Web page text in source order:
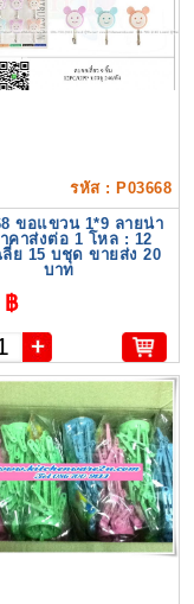
รหัส : P03668
ขอแขวน 1*9 ลายน่า
คาส่งต่อ 1 โหล : 12
ย 15 บชุด ขายส่ง 20
บาท
฿